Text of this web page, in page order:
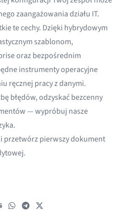
zaangażowania działu IT.
te cechy. Dzięki hybrydowym
szablonom,
oraz bezpośrednim
instrumenty operacyjne
ręcznej pracy z danymi.
błędów, odzyskać bezcenny
— wypróbuj nasze
i przetwórz pierwszy dokument
Teams WhatsAppTelegram